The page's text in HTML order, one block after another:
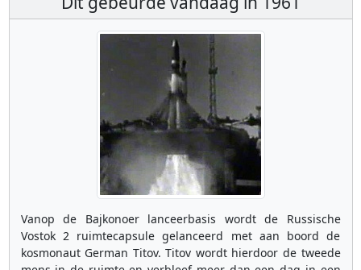
Vanop de Bajkonoer lanceerbasis wordt de Russische
Vostok 2 ruimtecapsule gelanceerd met aan boord de
kosmonaut German Titov. Titov wordt hierdoor de tweede